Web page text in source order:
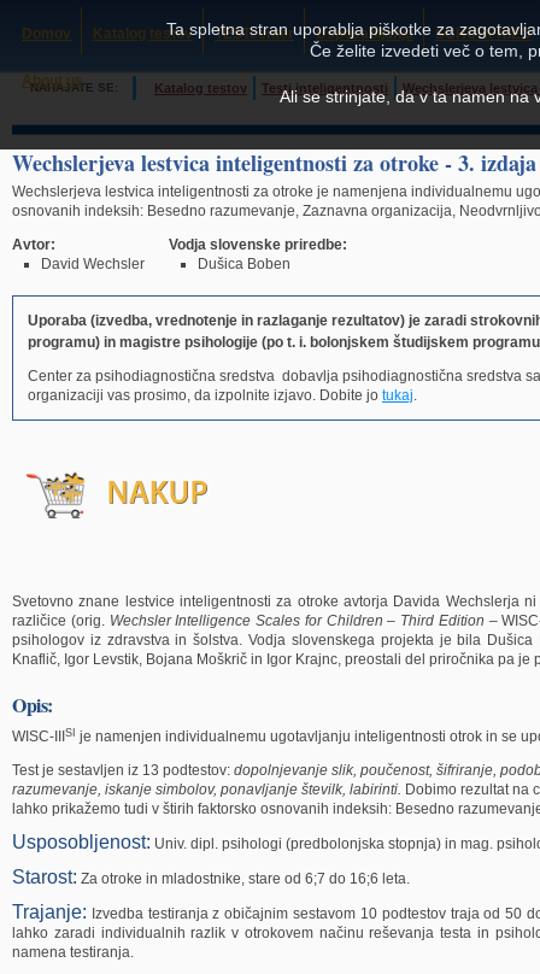
Domov Katalog testov TESTcenter Usposabljanja SCHUHFRIED
About us
NAHAJATE SE: Katalog testov Testi inteligentnosti Wechslerjeva
Wechslerjeva lestvica inteligentnosti za otroke - 3.
Wechslerjeva lestvica inteligentnosti za otroke je namenjena individualnemu
osnovanih indeksih: Besedno razumevanje, Zaznavna organizacija,
Avtor:
David Wechsler
Vodja slovenske priredbe:
Dušica Boben
Uporaba (izvedba, vrednotenje in razlaganje rezultatov) je zaradi
programu) in magistre psihologije (po t. i. bolonjskem študijskem
Center za psihodiagnostična sredstva dobavlja psihodiagnostična sredstva
organizaciji vas prosimo, da izpolnite izjavo. Dobite jo tukaj.
Svetovno znane lestvice inteligentnosti za otroke avtorja Davida Wechslerja
različice (orig. Wechsler Intelligence Scales for Children – Third Edition –
psihologov iz zdravstva in šolstva. Vodja slovenskega projekta je bila
Knaflič, Igor Levstik, Bojana Moškrič in Igor Krajnc, preostali del priročnika pa je
Opis:
WISC-III SI je namenjen individualnemu ugotavljanju inteligentnosti otrok in se
Test je sestavljen iz 13 podtestov: dopolnjevanje slik, poučenost, šifriranje,
razumevanje, iskanje simbolov, ponavljanje številk, labirinti. Dobimo rezultat na
lahko prikažemo tudi v štirih faktorsko osnovanih indeksih: Besedno
Usposobljenost: Univ. dipl. psihologi (predbolonjska stopnja) in mag.
Starost: Za otroke in mladostnike, stare od 6;7 do 16;6 leta.
Trajanje: Izvedba testiranja z običajnim sestavom 10 podtestov traja od
lahko zaradi individualnih razlik v otrokovem načinu reševanja testa in
namena testiranja.
Ta spletna stran uporablja piškotke za
Če želite izvedeti več o tem,
Ali se strinjate, da v ta namen na